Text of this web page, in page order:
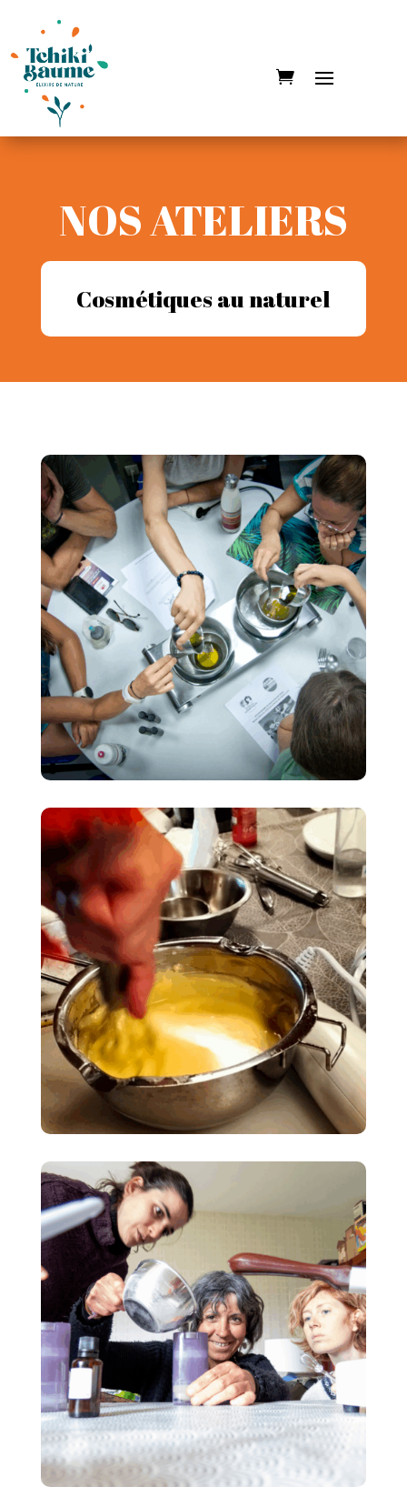
NOS ATELIERS
Cosmétiques au naturel